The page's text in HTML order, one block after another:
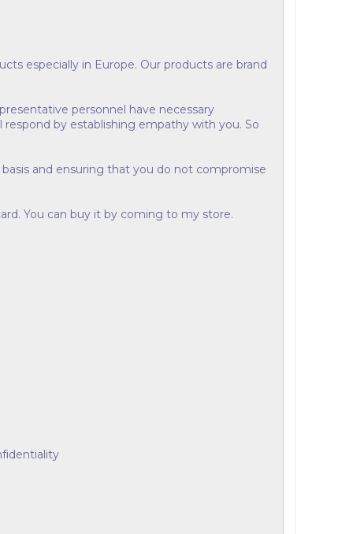
especially in Europe. Our products are brand
personnel have necessary
by establishing empathy with you. So
and ensuring that you do not compromise
You can buy it by coming to my store.